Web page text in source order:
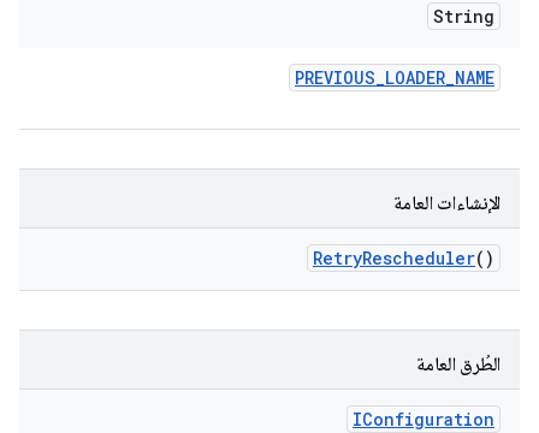
String
PREVIOUS_LOADER_NAME
الإنشاءات العامة
RetryRescheduler()
الطُرق العامة
IConfiguration